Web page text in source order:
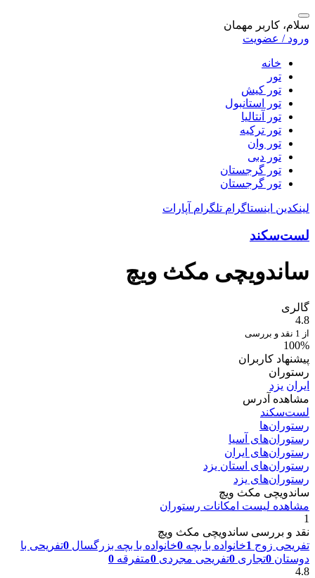
سلام، کاربر مهمان
ورود / عضویت
خانه
تور
تور کیش
تور استانبول
تور آنتالیا
تور ترکیه
تور وان
تور دبی
تور گرجستان
تور گرجستان
لینکدین اینستاگرام تلگرام آپارات
لست‌سکند
ساندویچی مکث ویچ
گالری
4.8
از 1 نقد و بررسی
100%
پیشنهاد کاربران
رستوران
ایران یزد
مشاهده آدرس
لست‌سکند
رستوران‌ها
رستوران‌های آسیا
رستوران‌های ایران
رستوران‌های استان یزد
رستوران‌های یزد
ساندویچی مکث ویچ
مشاهده لیست امکانات رستوران
1
نقد و بررسی ساندویچی مکث ویچ
تفریحی زوج 1خانواده با بچه 0خانواده با بچه بزرگسال 0تفریحی با
دوستان 0تجاری 0تفریحی مجردی 0متفرقه 0
4.8